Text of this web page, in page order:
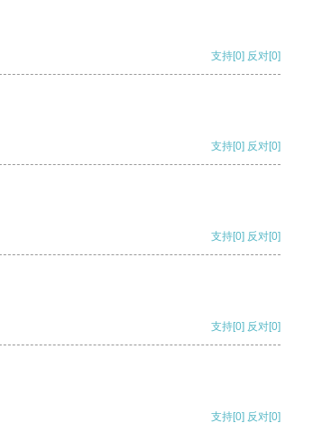
支持[0] 反对[0]
支持[0] 反对[0]
支持[0] 反对[0]
支持[0] 反对[0]
支持[0] 反对[0]